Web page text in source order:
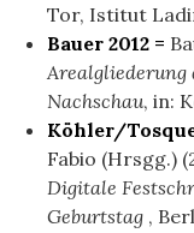
Tor, Istitut
Bauer 2012 =
Arealgliederung
Nachschau, in:
Köhler/
Fabio (Hrsgg.)
Digitale
Geburtstag ,